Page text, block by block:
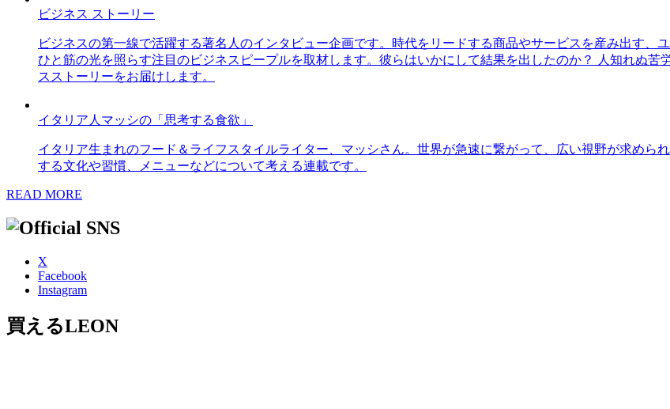
ビジネス ストーリー
ビジネスの第一線で活躍する著名人のインタビュー企画です。時代をリードする商品やサービスを産み出す、
ひと筋の光を照らす注目のビジネスピープルを取材します。彼らはいかにして結果を出したのか？ 人知れぬ
スストーリーをお届けします。
イタリア人マッシの「思考する食欲」
イタリア生まれのフード＆ライフスタイルライター、マッシさん。世界が急速に繋がって、広い視野が求めら
する文化や習慣、メニューなどについて考える連載です。
READ MORE
X
Facebook
Instagram
買えるLEON